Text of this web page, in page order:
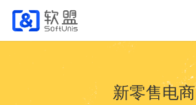
新零售电商